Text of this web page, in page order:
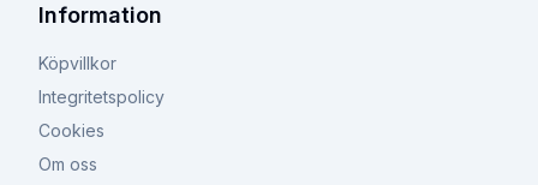
Information
Köpvillkor
Integritetspolicy
Cookies
Om oss